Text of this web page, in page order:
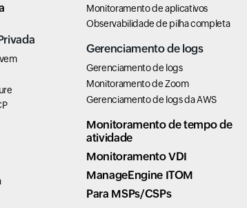
Monitoramento de aplicativos
Observabilidade de pilha completa
Gerenciamento de logs
Gerenciamento de logs
Monitoramento de Zoom
Gerenciamento de logs da AWS
Monitoramento de tempo de
atividade
Monitoramento VDI
ManageEngine ITOM
Para MSPs/CSPs